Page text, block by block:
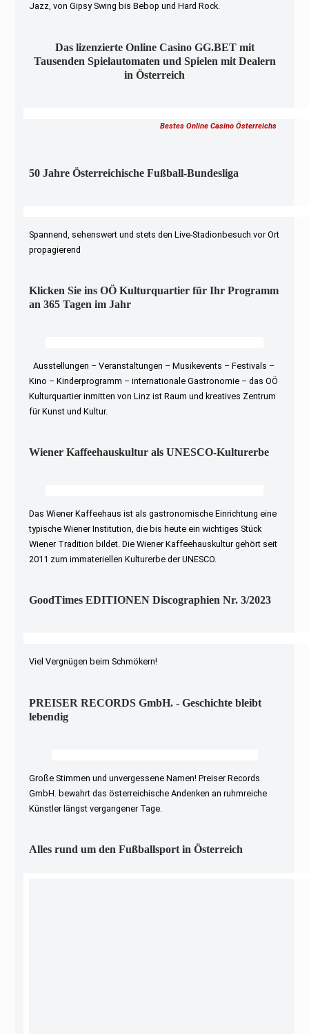
Jazz, von Gipsy Swing bis Bebop und Hard Rock.
Das lizenzierte Online Casino GG.BET mit
Tausenden Spielautomaten und Spielen mit Dealern
in Österreich
Bestes Online Casino Österreichs
50 Jahre Österreichische Fußball-Bundesliga
Spannend, sehenswert und stets den Live-Stadionbesuch vor Ort
propagierend
Klicken Sie ins OÖ Kulturquartier für Ihr Programm
an 365 Tagen im Jahr
Ausstellungen – Veranstaltungen – Musikevents – Festivals –
Kino – Kinderprogramm – internationale Gastronomie – das OÖ
Kulturquartier inmitten von Linz ist Raum und kreatives Zentrum
für Kunst und Kultur.
Wiener Kaffeehauskultur als UNESCO-Kulturerbe
Das Wiener Kaffeehaus ist als gastronomische Einrichtung eine
typische Wiener Institution, die bis heute ein wichtiges Stück
Wiener Tradition bildet. Die Wiener Kaffeehauskultur gehört seit
2011 zum immateriellen Kulturerbe der UNESCO.
GoodTimes EDITIONEN Discographien Nr. 3/2023
Viel Vergnügen beim Schmökern!
PREISER RECORDS GmbH. - Geschichte bleibt
lebendig
Große Stimmen und unvergessene Namen! Preiser Records
GmbH. bewahrt das österreichische Andenken an ruhmreiche
Künstler längst vergangener Tage.
Alles rund um den Fußballsport in Österreich